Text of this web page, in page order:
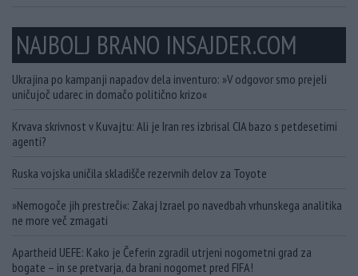
NAJBOLJ BRANO INSAJDER.COM
Ukrajina po kampanji napadov dela inventuro: »V odgovor smo prejeli
uničujoč udarec in domačo politično krizo«
Krvava skrivnost v Kuvajtu: Ali je Iran res izbrisal CIA bazo s petdesetimi
agenti?
Ruska vojska uničila skladišče rezervnih delov za Toyote
»Nemogoče jih prestreči«: Zakaj Izrael po navedbah vrhunskega analitika
ne more več zmagati
Apartheid UEFE: Kako je Čeferin zgradil utrjeni nogometni grad za
bogate – in se pretvarja, da brani nogomet pred FIFA!